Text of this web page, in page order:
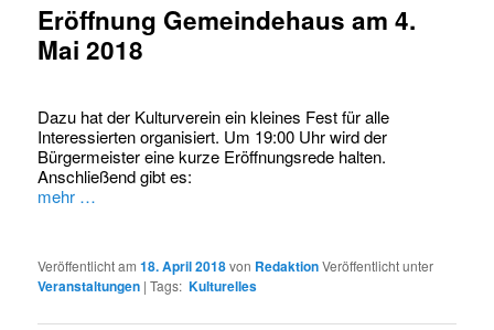
Eröffnung Gemeindehaus am 4.
Mai 2018
Dazu hat der Kulturverein ein kleines Fest für alle
Interessierten organisiert. Um 19:00 Uhr wird der
Bürgermeister eine kurze Eröffnungsrede halten.
Anschließend gibt es:
mehr …
Veröffentlicht am18. April 2018von RedaktionVeröffentlicht unter
Veranstaltungen |Tags: Kulturelles